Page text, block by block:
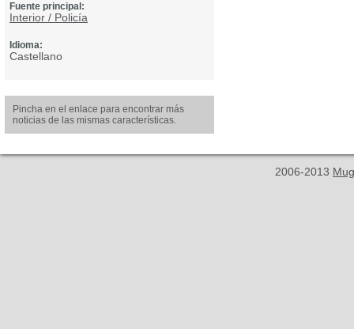
Fuente principal:
Interior / Policía
Idioma:
Castellano
Pincha en el enlace para encontrar más
noticias de las mismas características.
2006-2013